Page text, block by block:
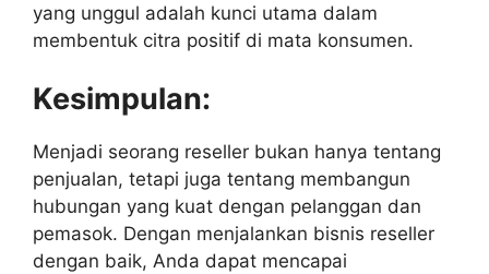
yang unggul adalah kunci utama dalam
membentuk citra positif di mata konsumen.
Kesimpulan:
Menjadi seorang reseller bukan hanya tentang
penjualan, tetapi juga tentang membangun
hubungan yang kuat dengan pelanggan dan
pemasok. Dengan menjalankan bisnis reseller
dengan baik, Anda dapat mencapai